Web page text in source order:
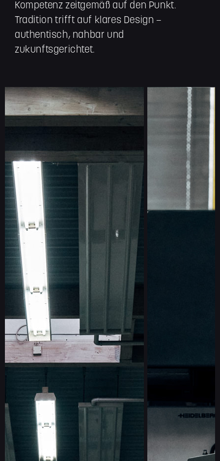
Kompetenz zeitgemäß auf den Punkt.
Tradition trifft auf klares Design –
authentisch, nahbar und
zukunftsgerichtet.